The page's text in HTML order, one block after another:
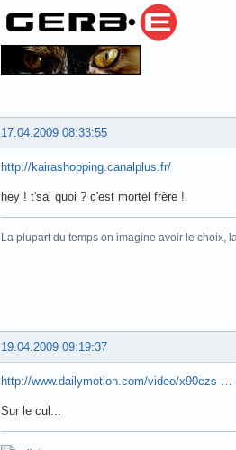
17.04.2009 08:33:55
http://kairashopping.canalplus.fr/
hey ! t'sai quoi ? c'est mortel frère !
La plupart du temps on imagine avoir le choix,
19.04.2009 09:19:37
http://www.dailymotion.com/video/x90czs …
Sur le cul...